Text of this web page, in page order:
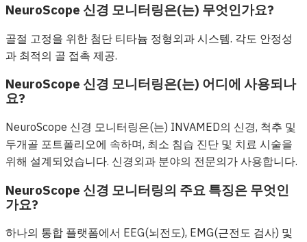
NeuroScope 신경 모니터링은(는) 무엇인가요?
골절 고정을 위한 첨단 티타늄 정형외과 시스템. 각도 안정성
과 최적의 골 접촉 제공.
NeuroScope 신경 모니터링은(는) 어디에 사용되나
요?
NeuroScope 신경 모니터링은(는) INVAMED의 신경, 척추 및
두개골 포트폴리오에 속하며, 최소 침습 진단 및 치료 시술을
위해 설계되었습니다. 신경외과 분야의 전문의가 사용합니다.
NeuroScope 신경 모니터링의 주요 특징은 무엇인
가요?
하나의 통합 플랫폼에서 EEG(뇌전도), EMG(근전도 검사) 및